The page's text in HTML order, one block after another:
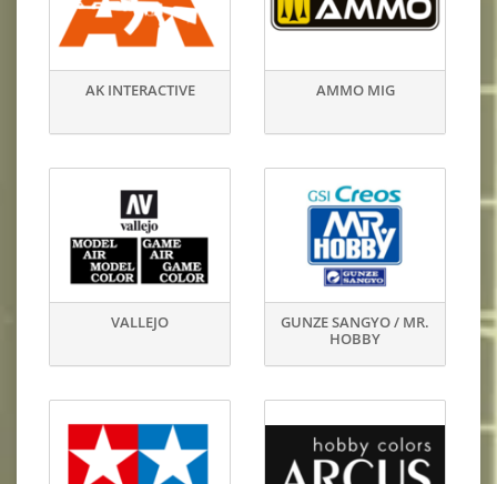
AK INTERACTIVE AMMO MIG
VALLEJO
GUNZE SANGYO / MR.
HOBBY